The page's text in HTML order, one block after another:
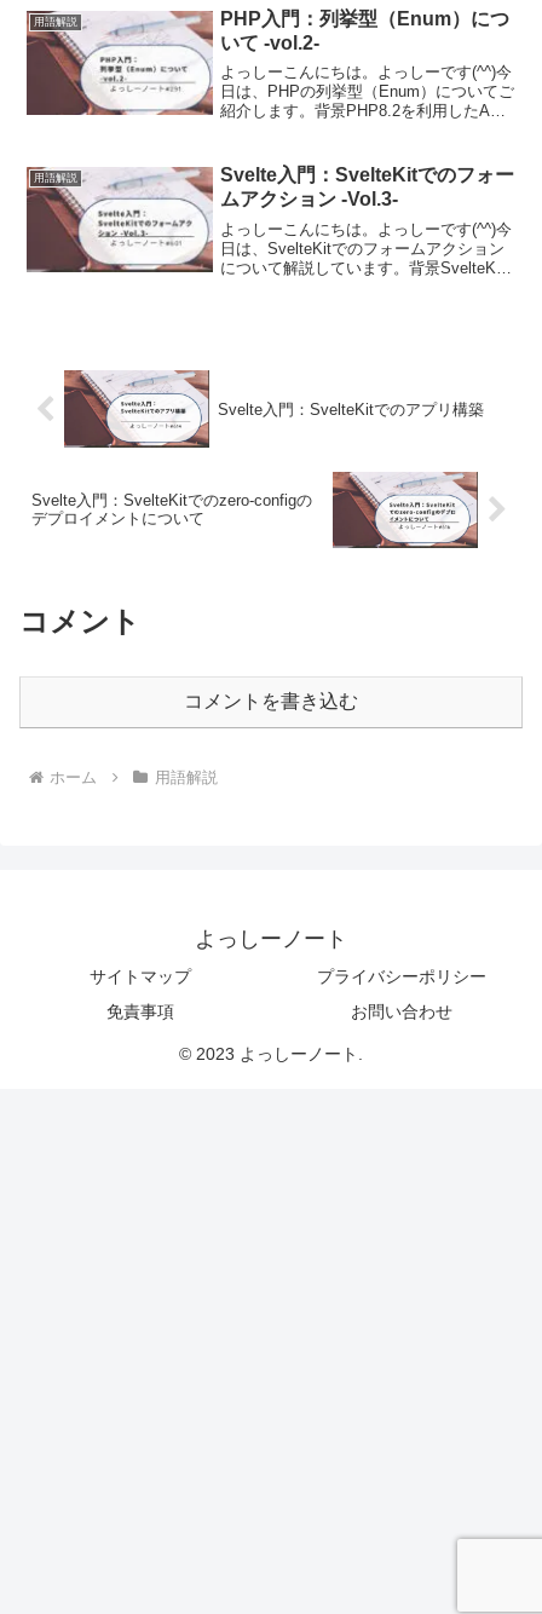
した。マイクロペイメントとはマイクロ
ペイメント(mic...
用語解説
PHP入門：列挙型（Enum）につ
いて -vol.2-
よっしーこんにちは。よっしーです(^^)今
日は、PHPの列挙型（Enum）についてご
紹介します。背景PHP8.2を利用したAPI
忘としてのこしました。こちらのサイ
ト...
用語解説
Svelte入門：SvelteKitでのフォー
ムアクション -Vol.3-
よっしーこんにちは。よっしーです(^^)今
日は、SvelteKitでのフォームアクション
について解説しています。背景SvelteKit
Svelte入門：SvelteKitでのアプリ構築
Svelte入門：SvelteKitでのzero-configの
デプロイメントについて
コメント
コメントを書き込む
ホーム 用語解説
よっしーノート
サイトマップ
プライバシーポリシー
免責事項
お問い合わせ
© 2023 よっしーノート.